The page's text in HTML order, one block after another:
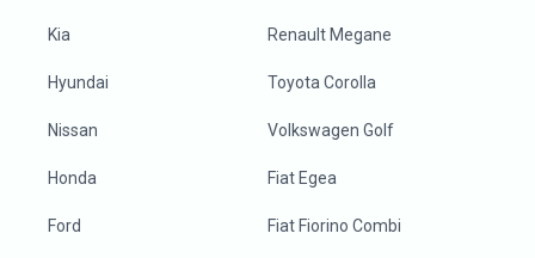
Kia
Hyundai
Nissan
Honda
Ford
Renault Megane
Toyota Corolla
Volkswagen Golf
Fiat Egea
Fiat Fiorino Combi